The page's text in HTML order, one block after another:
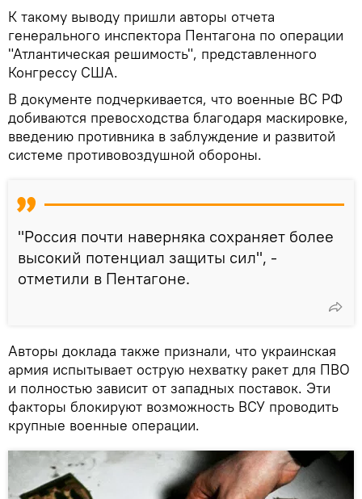
К такому выводу пришли авторы отчета
генерального инспектора Пентагона по операции
"Атлантическая решимость", представленного
Конгрессу США.
В документе подчеркивается, что военные ВС РФ
добиваются превосходства благодаря маскировке,
введению противника в заблуждение и развитой
системе противовоздушной обороны.
"Россия почти наверняка сохраняет более
высокий потенциал защиты сил", -
отметили в Пентагоне.
Авторы доклада также признали, что украинская
армия испытывает острую нехватку ракет для ПВО
и полностью зависит от западных поставок. Эти
факторы блокируют возможность ВСУ проводить
крупные военные операции.